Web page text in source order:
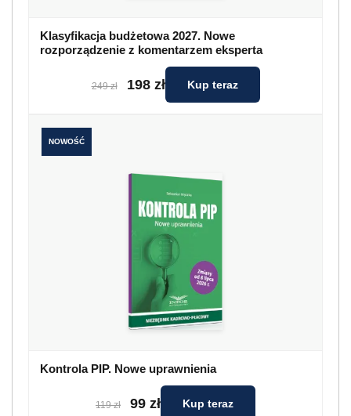
Klasyfikacja budżetowa 2027. Nowe
rozporządzenie z komentarzem eksperta
249 zł 198 zł Kup teraz
NOWOŚĆ
Kontrola PIP. Nowe uprawnienia
119 zł 99 zł Kup teraz